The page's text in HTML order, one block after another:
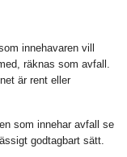
innehavaren vill
räknas som avfall.
är rent eller
som innehar avfall se
godtagbart sätt.